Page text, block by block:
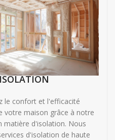
le confort et l'efficacité
votre maison grâce à notre
matière d'isolation. Nous
d'isolation de haute